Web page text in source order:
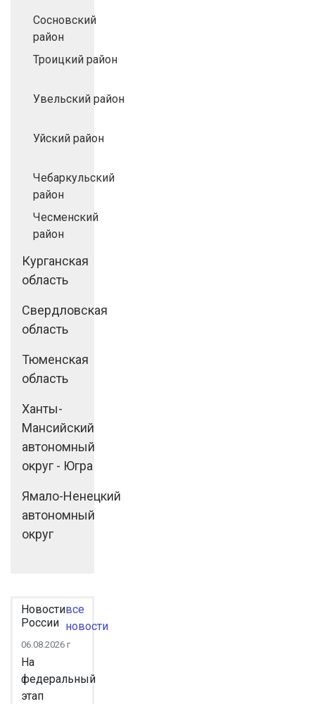
Сосновский
район
Троицкий район
Увельский район
Уйский район
Чебаркульский
район
Чесменский
район
Курганская
область
Свердловская
область
Тюменская
область
Ханты-
Мансийский
автономный
округ - Югра
Ямало-Ненецкий
автономный
округ
Новости
России
все
новости
06.08.2026 г
На
федеральный
этап